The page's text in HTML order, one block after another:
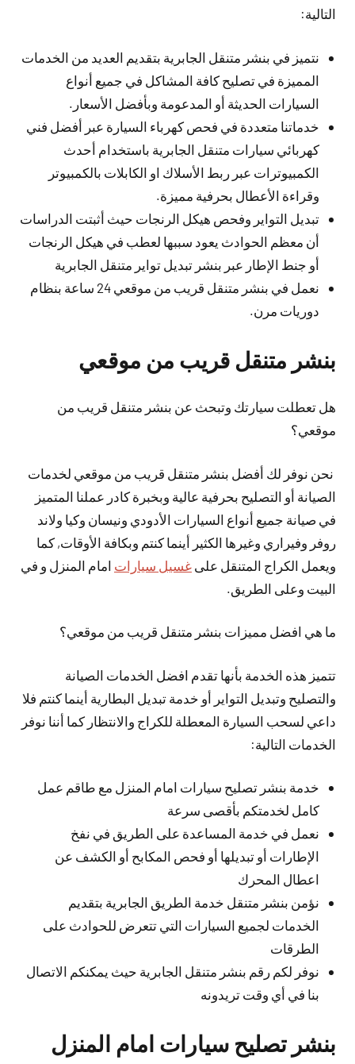
التالية:
نتميز في بنشر متنقل الجابرية بتقديم العديد من الخدمات
المميزة في تصليح كافة المشاكل في جميع أنواع
السيارات الحديثة أو المدعومة وبأفضل الأسعار.
خدماتنا متعددة في فحص كهرباء السيارة عبر أفضل فني
كهربائي سيارات متنقل الجابرية باستخدام أحدث
الكمبيوترات عبر ربط الأسلاك او الكابلات بالكمبيوتر
وقراءة الأعطال بحرفية مميزة.
تبديل التواير وفحص هيكل الرنجات حيث أثبتت الدراسات
أن معظم الحوادث يعود سببها لعطب في هيكل الرنجات
أو جنط الإطار عبر بنشر تبديل تواير متنقل الجابرية
نعمل في بنشر متنقل قريب من موقعي 24 ساعة بنظام
دوريات مرن.
بنشر متنقل قريب من موقعي
هل تعطلت سيارتك وتبحث عن بنشر متنقل قريب من
موقعي؟
نحن نوفر لك أفضل بنشر متنقل قريب من موقعي لخدمات
الصيانة أو التصليح بحرفية عالية وبخبرة كادر عملنا المتميز
في صيانة جميع أنواع السيارات الأدودي ونيسان وكيا ولاند
روفر وفيراري وغيرها الكثير أينما كنتم وبكافة الأوقات, كما
ويعمل الكراج المتنقل على غسيل سيارات امام المنزل و في
البيت وعلى الطريق.
ما هي افضل مميزات بنشر متنقل قريب من موقعي؟
تتميز هذه الخدمة بأنها تقدم افضل الخدمات الصيانة
والتصليح وتبديل التواير أو خدمة تبديل البطارية أينما كنتم فلا
داعي لسحب السيارة المعطلة للكراج والانتظار كما أننا نوفر
الخدمات التالية:
خدمة بنشر تصليح سيارات امام المنزل مع طاقم عمل
كامل لخدمتكم بأقصى سرعة
نعمل في خدمة المساعدة على الطريق في نفخ
الإطارات أو تبديلها أو فحص المكابح أو الكشف عن
اعطال المحرك
نؤمن بنشر متنقل خدمة الطريق الجابرية بتقديم
الخدمات لجميع السيارات التي تتعرض للحوادث على
الطرقات
نوفر لكم رقم بنشر متنقل الجابرية حيث يمكنكم الاتصال
بنا في أي وقت تريدونه
بنشر تصليح سيارات امام المنزل